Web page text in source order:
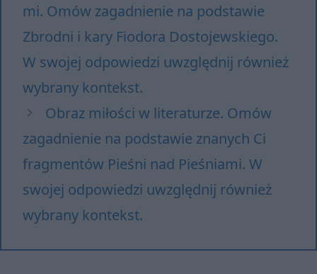
mi. Omów za­gad­nie­nie na pod­sta­wie
Zbrod­ni i kary Fio­do­ra Do­sto­jew­skie­go.
W swo­jej od­po­wie­dzi uwzględ­nij rów­nież
wy­bra­ny kon­tekst.
Obraz miłości w literaturze. Omów
zagadnienie na podstawie znanych Ci
fragmentów Pieśni nad Pieśniami. W
swojej odpowiedzi uwzględnij również
wybrany kontekst.